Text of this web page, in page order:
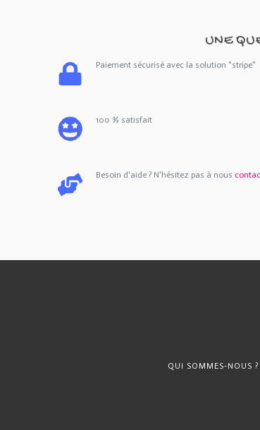
UNE
Paiement sécurisé avec la solution "stripe"
100 % satisfait
Besoin d'aide ? N'hésitez pas à nous
QUI SOMMES-NOUS ?